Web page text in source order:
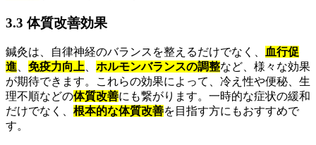
3.3 体質改善効果
鍼灸は、自律神経のバランスを整えるだけでなく、
血行促
進
免疫力向上 ホルモンバランスの調整など、様々な効果
が期待できます。これらの効果によって、冷え性や便秘、生
理不順などの体質改善にも繋がります。一時的な症状の緩和
だけでなく、 根本的な体質改善を目指す方にもおすすめで
す。